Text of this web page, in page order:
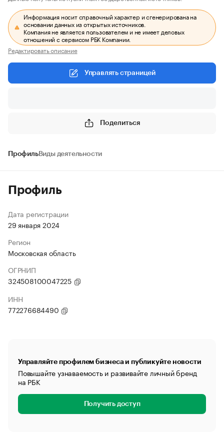
Информация носит справочный характер и сгенерирована на
основании данных из открытых источников.
Компания не является пользователем и не имеет деловых
отношений с сервисом РБК Компании.
Редактировать описание
Управлять страницей
Поделиться
ПрофильВиды деятельности
Профиль
Дата регистрации
29 января 2024
Регион
Московская область
ОГРНИП
324508100047225
ИНН
772276684490
Управляйте профилем бизнеса и публикуйте новости
Повышайте узнаваемость и развивайте личный бренд
на РБК
Получить доступ